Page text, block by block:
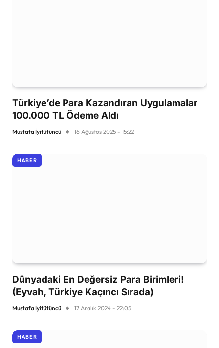
Türkiye’de Para Kazandıran Uygulamalar
100.000 TL Ödeme Aldı
Mustafa İyitütüncü 16 Ağustos 2025 - 15:22
HABER
Dünyadaki En Değersiz Para Birimleri!
(Eyvah, Türkiye Kaçıncı Sırada)
Mustafa İyitütüncü 17 Aralık 2024 - 22:05
HABER